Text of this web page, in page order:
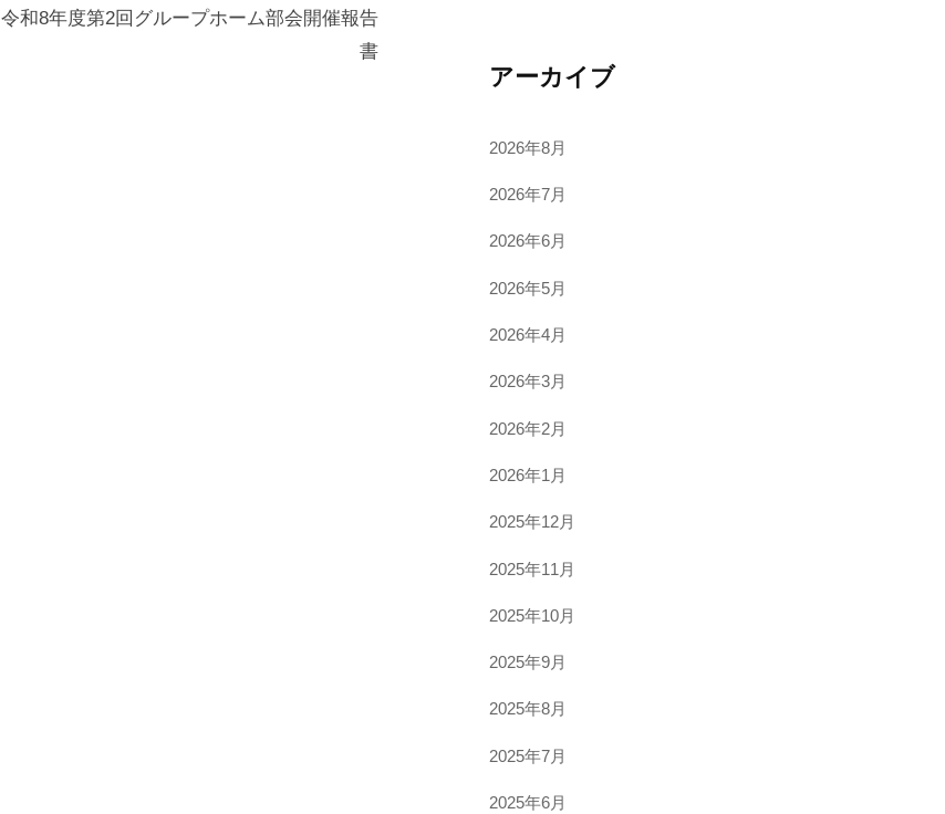
令和8年度第2回グループホーム部会開催報告
書
アーカイブ
2026年8月
2026年7月
2026年6月
2026年5月
2026年4月
2026年3月
2026年2月
2026年1月
2025年12月
2025年11月
2025年10月
2025年9月
2025年8月
2025年7月
2025年6月